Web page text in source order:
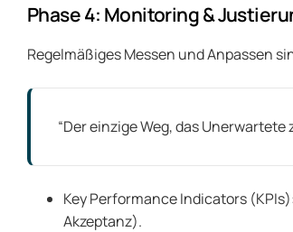
Phase 4: Monitoring &
Regelmäßiges Messen und Anpassen
“Der einzige Weg, das
Key Performance Indicators
Akzeptanz).